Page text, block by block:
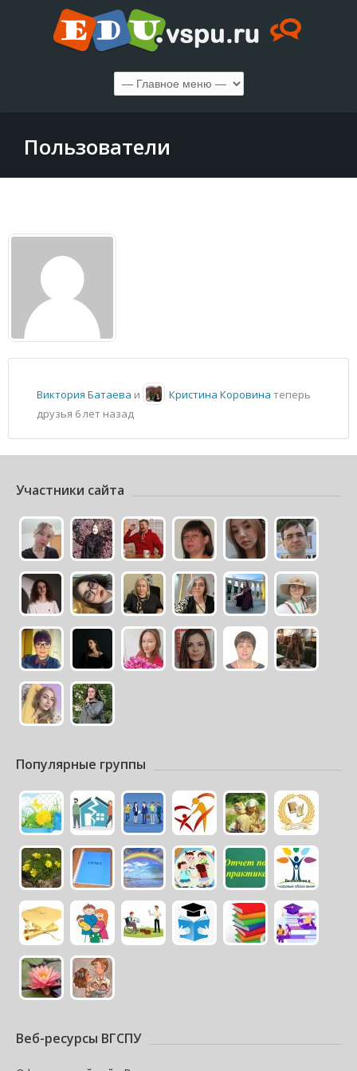
Пользователи
Виктория Батаева и Кристина Коровина теперь
друзья 6 лет назад
Участники сайта
Популярные группы
Веб-ресурсы ВГСПУ